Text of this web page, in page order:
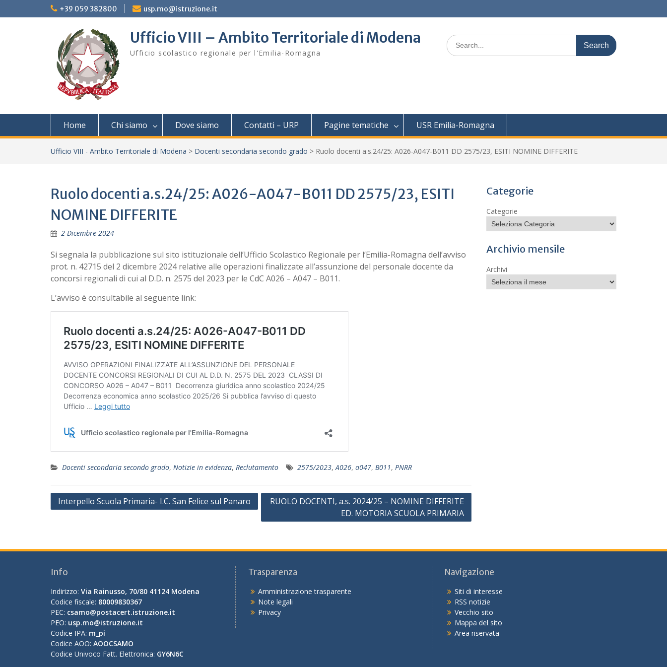
to
+39 059 382800 usp.mo@istruzione.it
Ufficio VIII – Ambito Territoriale di Modena
Ufficio scolastico regionale per l'Emilia-Romagna
Search
for:
Home Chi siamo Dove siamo Contatti – URP Pagine tematiche USR Emilia-Romagna
Ufficio VIII - Ambito Territoriale di Modena > Docenti secondaria secondo grado > Ruolo docenti a.s.24/25: A026-A047-B011 DD 2575/23, ESITI NOMINE DIFFERITE
Ruolo docenti a.s.24/25: A026-A047-B011 DD 2575/23, ESITI
NOMINE DIFFERITE
2 Dicembre 2024
Si segnala la pubblicazione sul sito istituzionale dell’Ufficio Scolastico Regionale per l’Emilia-Romagna dell’avviso
prot. n. 42715 del 2 dicembre 2024 relative alle operazioni finalizzate all’assunzione del personale docente da
concorsi regionali di cui al D.D. n. 2575 del 2023 per le CdC A026 – A047 – B011.
L’avviso è consultabile al seguente link:
Docenti secondaria secondo grado, Notizie in evidenza, Reclutamento 2575/2023,A026, a047, B011, PNRR
Navigazione
Interpello Scuola Primaria- I.C. San Felice sul Panaro
RUOLO DOCENTI, a.s. 2024/25 – NOMINE DIFFERITE
ED. MOTORIA SCUOLA PRIMARIA
Categorie
Categorie
Archivio mensile
Archivi
Info
Indirizzo: Via Rainusso, 70/80 41124 Modena
Codice fiscale: 80009830367
PEC: csamo@postacert.istruzione.it
PEO: usp.mo@istruzione.it
Codice IPA: m_pi
Codice AOO: AOOCSAMO
Codice Univoco Fatt. Elettronica: GY6N6C
Trasparenza
Amministrazione trasparente
Note legali
Privacy
Navigazione
Siti di interesse
RSS notizie
Vecchio sito
Mappa del sito
Area riservata